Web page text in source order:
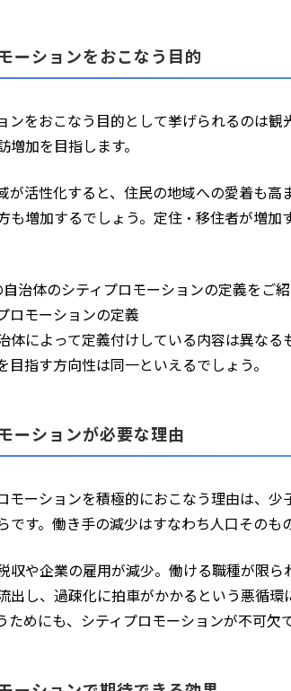
ーションをおこなう目的
ンをおこなう目的として挙げられるのは
加を目指します。
が活性化すると、住民の地域への愛着も高
も増加するでしょう。定住・移住者が増加
治体のシティプロモーションの定義をご紹
体によって定義付けしている内容は異な
目指す方向性は同一といえるでしょう。
ーションが必要な理由
モーションを積極的におこなう理由は、
です。働き手の減少はすなわち人口そのも
収や企業の雇用が減少。働ける職種が限ら
出し、過疎化に拍車がかかるという悪循環
ためにも、シティプロモーションが不可欠で